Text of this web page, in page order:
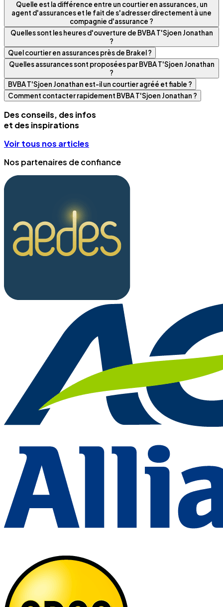
Quelle est la différence entre un courtier en assurances, un
agent d'assurances et le fait de s'adresser directement à une
compagnie d'assurance ?
Quelles sont les heures d'ouverture de BVBA T'Sjoen Jonathan
?
Quel courtier en assurances près de Brakel ?
Quelles assurances sont proposées par BVBA T'Sjoen Jonathan
?
BVBA T'Sjoen Jonathan est-il un courtier agréé et fiable ?
Comment contacter rapidement BVBA T'Sjoen Jonathan ?
Des conseils, des infos
et des inspirations
Voir tous nos articles
Nos partenaires de confiance